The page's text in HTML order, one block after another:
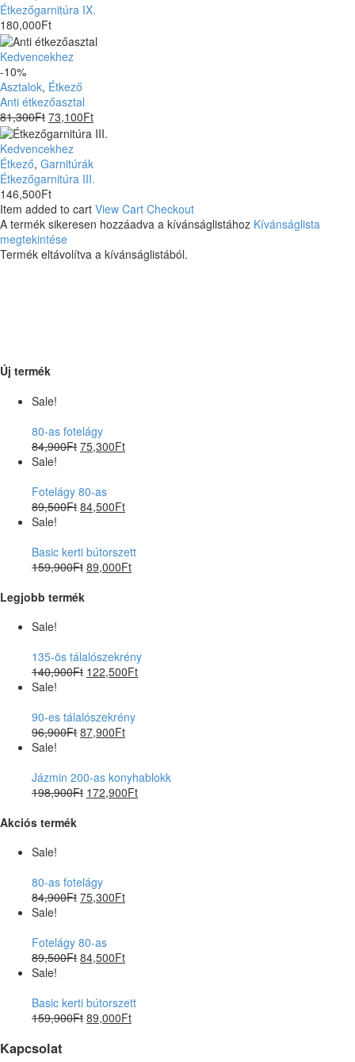
Étkezőgarnitúra IX.
180,000Ft
Anti
étkezőasztal
Kedvencekhez
-10%
Asztalok, Étkező
Anti étkezőasztal
81,300Ft 73,100Ft
Étkezőgarnitúra
III.
Kedvencekhez
Étkező, Garnitúrák
Étkezőgarnitúra III.
146,500Ft
Item added to cart View Cart Checkout
A termék sikeresen hozzáadva a kívánságlistához Kívánságlista
megtekintése
Termék eltávolítva a kívánságlistából.
Új termék
Sale!
80-as fotelágy
84,900Ft 75,300Ft
Sale!
Fotelágy 80-as
89,500Ft 84,500Ft
Sale!
Basic kerti bútorszett
159,900Ft 89,000Ft
Legjobb termék
Sale!
135-ös tálalószekrény
140,900Ft 122,500Ft
Sale!
90-es tálalószekrény
96,900Ft 87,900Ft
Sale!
Jázmin 200-as konyhablokk
198,900Ft 172,900Ft
Akciós termék
Sale!
80-as fotelágy
84,900Ft 75,300Ft
Sale!
Fotelágy 80-as
89,500Ft 84,500Ft
Sale!
Basic kerti bútorszett
159,900Ft 89,000Ft
Kapcsolat